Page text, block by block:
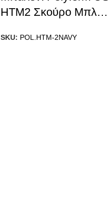
ΗΤΜ2 Σκούρο Μπλε
SKU: POL.HTM-2NAVY